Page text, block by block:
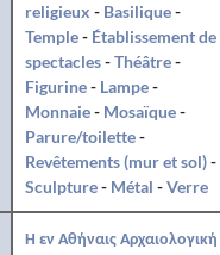
religieux - Basilique-
Temple- Établissement de
spectacles-Théâtre-
Figurine- Lampe-
Monnaie- Mosaïque-
Parure/toilette-
Revêtements (mur et sol)-
Sculpture- Métal -Verre
Η εν Αθήναις Αρχαιολογική